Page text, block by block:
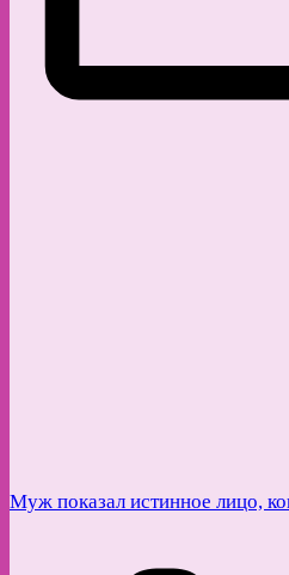
Муж показал истинное лицо,